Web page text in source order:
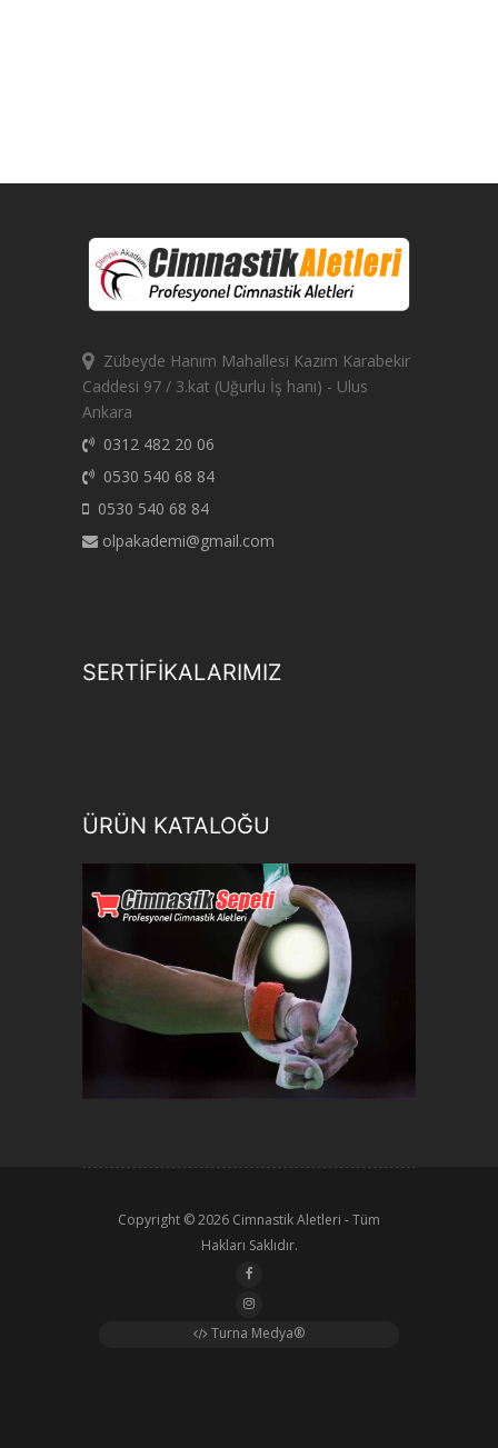
Zübeyde Hanım Mahallesi Kazım Karabekir
Caddesi 97 / 3.kat (Uğurlu İş hanı) - Ulus
Ankara
0312 482 20 06
0530 540 68 84
0530 540 68 84
olpakademi@gmail.com
SERTİFİKALARIMIZ
ÜRÜN KATALOĞU
Copyright © 2026 Cimnastik Aletleri - Tüm
Hakları Saklıdır.
Turna Medya®